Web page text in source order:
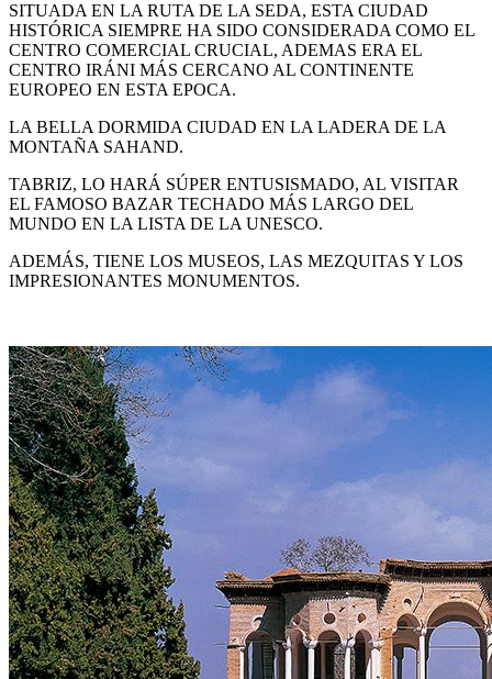
SITUADA EN LA RUTA DE LA SEDA, ESTA CIUDAD
HISTÓRICA SIEMPRE HA SIDO CONSIDERADA COMO EL
CENTRO COMERCIAL CRUCIAL, ADEMAS ERA EL
CENTRO IRÁNI MÁS CERCANO AL CONTINENTE
EUROPEO EN ESTA EPOCA.
LA BELLA DORMIDA CIUDAD EN LA LADERA DE LA
MONTAÑA SAHAND.
TABRIZ, LO HARÁ SÚPER ENTUSISMADO, AL VISITAR
EL FAMOSO BAZAR TECHADO MÁS LARGO DEL
MUNDO EN LA LISTA DE LA UNESCO.
ADEMÁS, TIENE LOS MUSEOS, LAS MEZQUITAS Y LOS
IMPRESIONANTES MONUMENTOS.